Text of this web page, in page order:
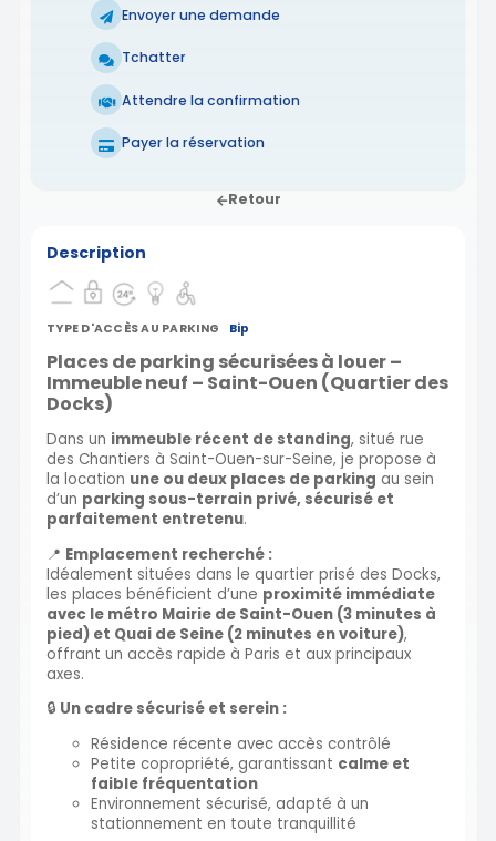
Envoyer une demande
Tchatter
Attendre la confirmation
Payer la réservation
Retour
Description
TYPE D'ACCÈS AU PARKING Bip
Places de parking sécurisées à louer –
Immeuble neuf – Saint-Ouen (Quartier des
Docks)
Dans un immeuble récent de standing, situé rue
des Chantiers à Saint-Ouen-sur-Seine, je propose à
la location une ou deux places de parking au sein
d’un parking sous-terrain privé, sécurisé et
parfaitement entretenu.
📍 Emplacement recherché :
Idéalement situées dans le quartier prisé des Docks,
les places bénéficient d’une proximité immédiate
avec le métro Mairie de Saint-Ouen (3 minutes à
pied) et Quai de Seine (2 minutes en voiture),
offrant un accès rapide à Paris et aux principaux
axes.
🔒 Un cadre sécurisé et serein :
Résidence récente avec accès contrôlé
Petite copropriété, garantissant calme et
faible fréquentation
Environnement sécurisé, adapté à un
stationnement en toute tranquillité